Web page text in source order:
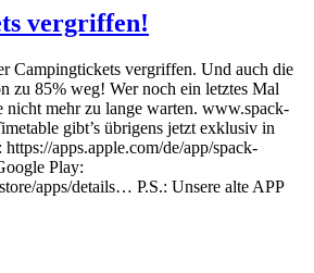
vergriffen!
Campingtickets vergriffen. Und auch die
zu 85% weg! Wer noch ein letztes Mal
nicht mehr zu lange warten. www.spack-
gibt’s übrigens jetzt exklusiv in
apps.apple.com/de/app/spack-
Play:
apps/details… P.S.: Unsere alte APP